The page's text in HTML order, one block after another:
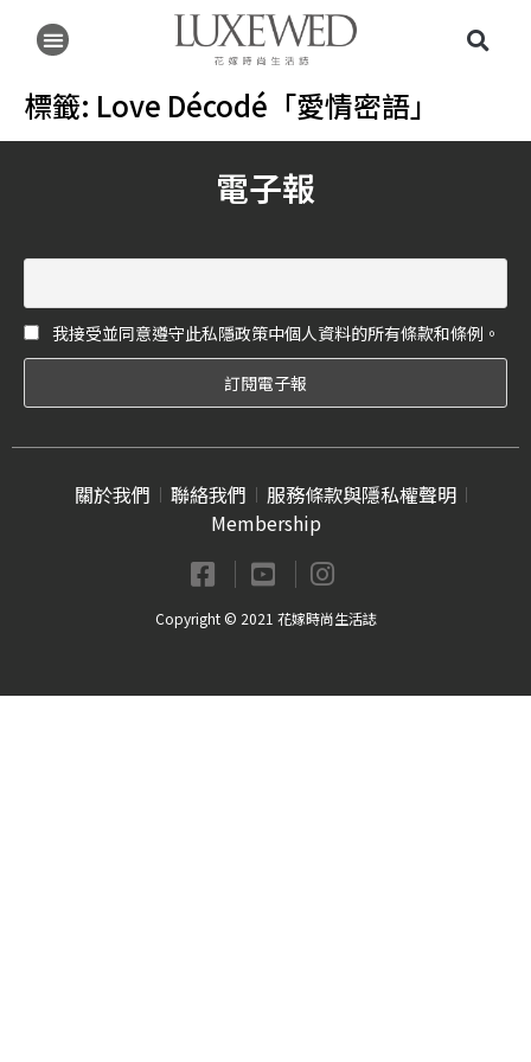
標籤: Love Décodé「愛情密語」
電子報
我接受並同意遵守此私隱政策中個人資料的所有條款和條例。
關於我們 聯絡我們
服務條款與隱私權聲明
Membership
Copyright © 2021 花嫁時尚生活誌